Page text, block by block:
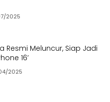
2025
Resmi Meluncur, Siap Jadi
16’
2025